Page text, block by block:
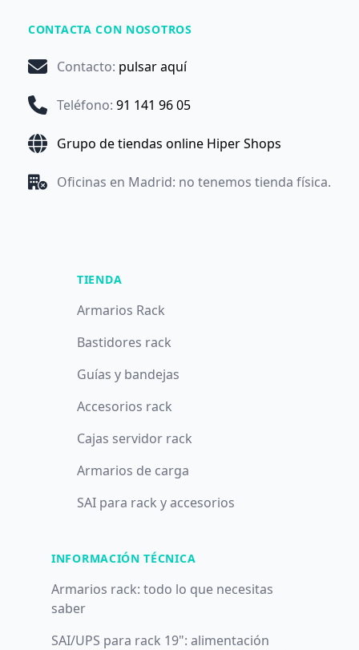
CONTACTA CON NOSOTROS
Contacto: pulsar aquí
Teléfono: 91 141 96 05
Grupo de tiendas online Hiper Shops
Oficinas en Madrid: no tenemos tienda física.
TIENDA
Armarios Rack
Bastidores rack
Guías y bandejas
Accesorios rack
Cajas servidor rack
Armarios de carga
SAI para rack y accesorios
INFORMACIÓN TÉCNICA
Armarios rack: todo lo que necesitas
saber
SAI/UPS para rack 19": alimentación